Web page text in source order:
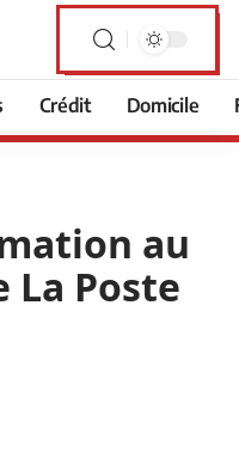
Crédit Domicile
au
La Poste